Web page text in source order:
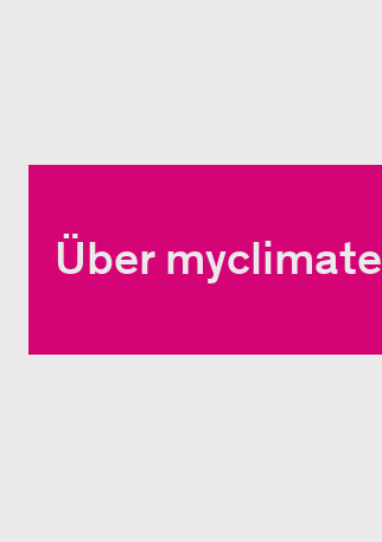
Über myclimate